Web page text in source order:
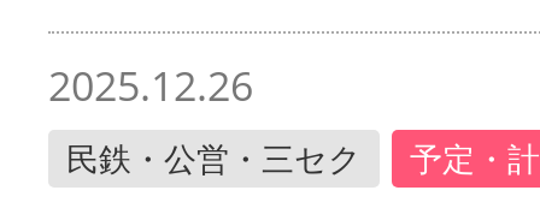
2025.12.26
民鉄・公営・三セク 予定・